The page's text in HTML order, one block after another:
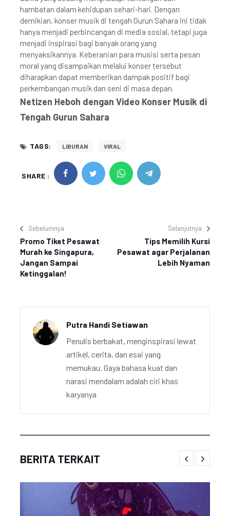
hambatan dalam kehidupan sehari-hari. Dengan
demikian, konser musik di tengah Gurun Sahara ini tidak
hanya menjadi perbincangan di media sosial, tetapi juga
menjadi inspirasi bagi banyak orang yang
menyaksikannya. Keberanian para musisi serta pesan
moral yang disampaikan melalui konser tersebut
diharapkan dapat memberikan dampak positif bagi
perkembangan musik dan seni di masa depan.
Netizen Heboh dengan Video Konser Musik di
Tengah Gurun Sahara
TAGS: LIBURAN VIRAL
SHARE :
Sebelumnya
Promo Tiket Pesawat
Murah ke Singapura,
Jangan Sampai
Ketinggalan!
Selanjutnya
Tips Memilih Kursi
Pesawat agar Perjalanan
Lebih Nyaman
Putra Handi Setiawan
Penulis berbakat, menginspirasi lewat
artikel, cerita, dan esai yang
memukau. Gaya bahasa kuat dan
narasi mendalam adalah ciri khas
karyanya
BERITA TERKAIT